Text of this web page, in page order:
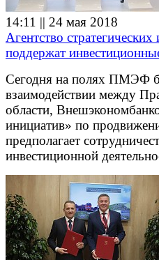
14:11 || 24 мая 2018
Агентство
поддержат
Сегодня на полях ПМЭФ
взаимодействии между
области,
инициатив» по
предполагает
инвестиционной